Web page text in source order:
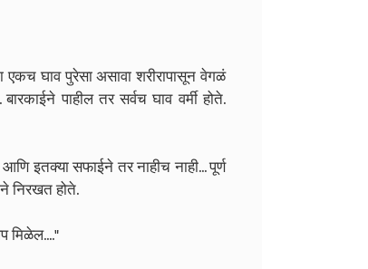
एकच घाव पुरेसा असावा शरीरापासून वेगळं
पाहील तर सर्वच घाव वर्मी होते.
इतक्या सफाईने तर नाहीच नाही... पूर्ण
निरखत होते.
मिळेल...."